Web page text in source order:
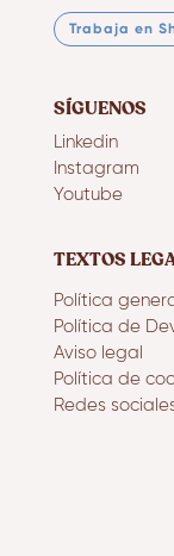
Trabaja en
SÍGUENOS
Linkedin
Instagram
Youtube
TEXTOS
Política
Política de
Aviso legal
Política de
Redes